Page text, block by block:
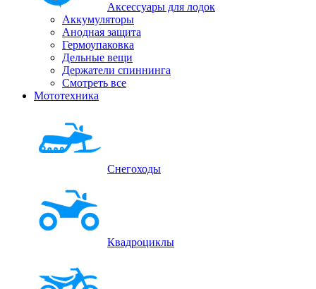
Аксессуары для лодок
Аккумуляторы
Анодная защита
Гермоупаковка
Дельные вещи
Держатели спиннинга
Смотреть все
Мототехника
Снегоходы
Квадроциклы